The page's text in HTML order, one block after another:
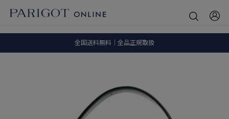
全国送料無料｜全品正規取扱